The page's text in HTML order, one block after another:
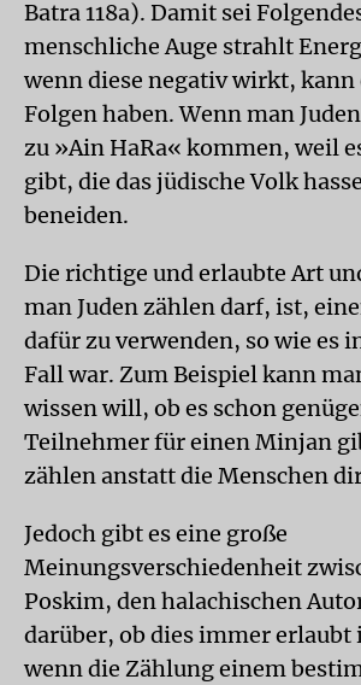
Batra 118a). Damit sei
menschliche Auge strahlt
wenn diese negativ wirkt, kann
Folgen haben. Wenn man
zu »Ain HaRa« kommen, weil
gibt, die das jüdische Volk
beneiden.
Die richtige und erlaubte Art
man Juden zählen darf, ist,
dafür zu verwenden, so wie es
Fall war. Zum Beispiel kann
wissen will, ob es schon
Teilnehmer für einen Minjan
zählen anstatt die Menschen
Jedoch gibt es eine große
Meinungsverschiedenheit
Poskim, den halachischen
darüber, ob dies immer erlaubt
wenn die Zählung einem